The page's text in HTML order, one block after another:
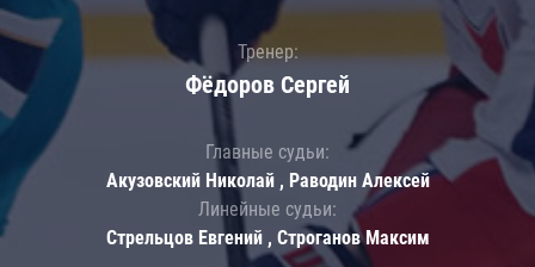
Тренер:
Фёдоров Сергей
Главные судьи:
Акузовский Николай , Раводин Алексей
Линейные судьи:
Стрельцов Евгений , Строганов Максим